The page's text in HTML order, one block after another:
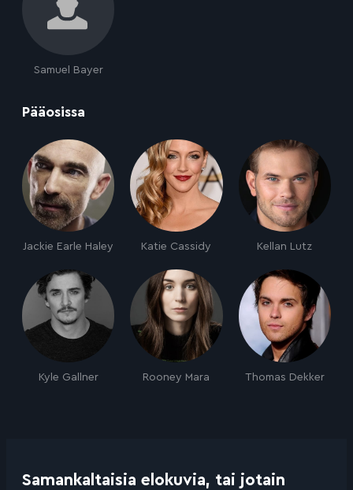
Samuel Bayer
Pääosissa
Jackie Earle Haley Katie Cassidy Kellan Lutz
Kyle Gallner Rooney Mara Thomas Dekker
Samankaltaisia elokuvia, tai jotain